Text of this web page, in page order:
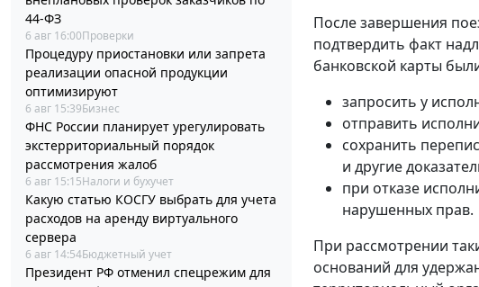
44-ФЗ
6 авг 16:00Проверки
Процедуру приостановки или запрета
реализации опасной продукции
оптимизируют
6 авг 15:39Бизнес
ФНС России планирует урегулировать
экстерриториальный порядок
рассмотрения жалоб
6 авг 15:15Налоги и бухучет
Какую статью КОСГУ выбрать для учета
расходов на аренду виртуального
сервера
6 авг 14:54Бюджетный учет
Президент РФ отменил спецрежим для
После завершения
подтвердить факт
банковской карты
запросить у
отправить
сохранить
и другие
при отказе
нарушенных прав.
При рассмотрении
оснований для